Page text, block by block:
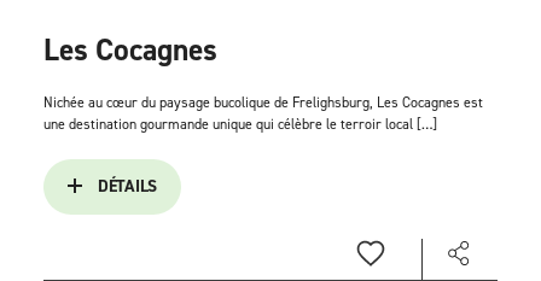
Les Cocagnes
Nichée au cœur du paysage bucolique de Frelighsburg, Les Cocagnes est
une destination gourmande unique qui célèbre le terroir local […]
DÉTAILS